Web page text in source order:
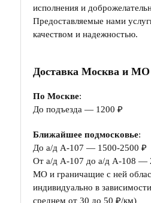
исполнения и
Предоставляемые нами
качеством и надежностью.
Доставка Москва и МО
По Москве:
До подъезда — 1200 ₽
Ближайшее подмосковье:
До а/д А-107 — 1500-2500 ₽
От а/д А-107 до а/д А-108 —
МО и граничащие с ней
индивидуально в
среднем от 30 до 50 ₽/км)